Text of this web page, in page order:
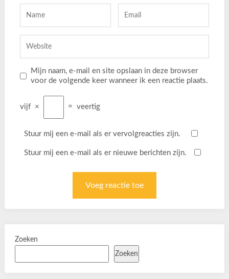
Mijn naam, e-mail en site opslaan in deze browser
voor de volgende keer wanneer ik een reactie plaats.
vijf × = veertig
Stuur mij een e-mail als er vervolgreacties zijn.
Stuur mij een e-mail als er nieuwe berichten zijn.
Zoeken
Zoeken